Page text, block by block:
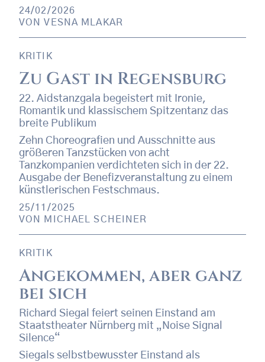
24/02/2026
VONVESNA MLAKAR
KRITIK
Zu Gast in Regensburg
22. Aidstanzgala begeistert mit Ironie,
Romantik und klassischem Spitzentanz das
breite Publikum
Zehn Choreografien und Ausschnitte aus
größeren Tanzstücken von acht
Tanzkompanien verdichteten sich in der 22.
Ausgabe der Benefizveranstaltung zu einem
künstlerischen Festschmaus.
25/11/2025
VON
MICHAEL SCHEINER
KRITIK
Angekommen, aber ganz
bei sich
Richard Siegal feiert seinen Einstand am
Staatstheater Nürnberg mit „Noise Signal
Silence“
Siegals selbstbewusster Einstand als